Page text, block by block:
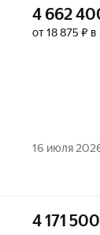
4 662
от 18 875 ₽ в
16 июля
4 171 500